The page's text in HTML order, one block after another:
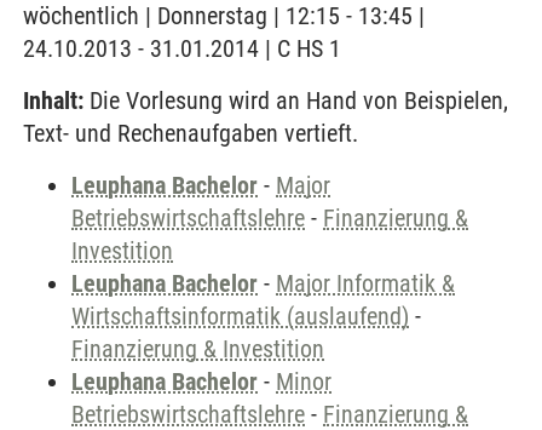
wöchentlich | Donnerstag | 12:15 - 13:45 |
24.10.2013 - 31.01.2014 | C HS 1
Inhalt: Die Vorlesung wird an Hand von Beispielen,
Text- und Rechenaufgaben vertieft.
Leuphana Bachelor - Major
Betriebswirtschaftslehre - Finanzierung &
Investition
Leuphana Bachelor - Major Informatik &
Wirtschaftsinformatik (auslaufend) -
Finanzierung & Investition
Leuphana Bachelor - Minor
Betriebswirtschaftslehre - Finanzierung &